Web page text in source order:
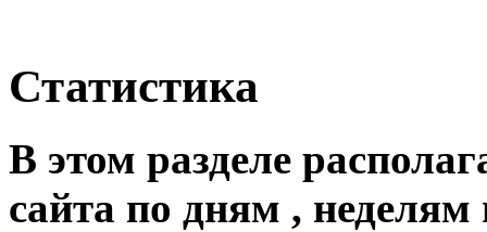
Статистика
В этом разделе
сайта по дням ,